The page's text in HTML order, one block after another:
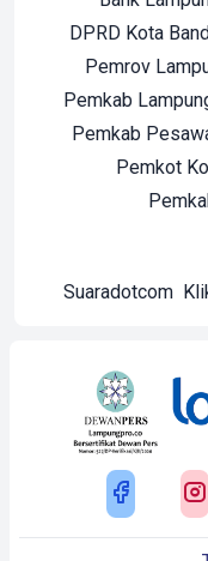
DPRD Kota
Pemrov
Pemkab
Pemkab
Pemkot
Suaradotcom